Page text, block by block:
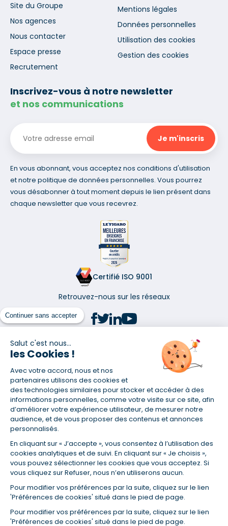
Continuer sans accepter
Salut c'est nous...
les Cookies !
Avec votre accord, nous et nos
partenaires utilisons des cookies et
des technologies similaires pour stocker et accéder à des
informations personnelles, comme votre visite sur ce site, afin
d’améliorer votre expérience utilisateur, de mesurer notre
audience, et de vous proposer des contenus et annonces
personnalisés.
En cliquant sur « J’accepte », vous consentez à l’utilisation des
cookies analytiques et de suivi. En cliquant sur « Je choisis »,
vous pouvez sélectionner les cookies que vous acceptez. Si
vous cliquez sur Refuser, nous n’en utiliserons aucun.
Pour modifier vos préférences par la suite, cliquez sur le lien
'Préférences de cookies' situé dans le pied de page.
Pour modifier vos préférences par la suite, cliquez sur le lien
'Préférences de cookies' situé dans le pied de page.
Site du Groupe
Nos agences
Nous contacter
Espace presse
Recrutement
Mentions légales
Données personnelles
Utilisation des cookies
Gestion des cookies
Inscrivez-vous à notre newsletter
et nos communications
En vous abonnant, vous acceptez nos conditions d'utilisation
et notre politique de données personnelles. Vous pourrez
vous désabonner à tout moment depuis le lien présent dans
chaque newsletter que vous recevrez.
Certifié ISO 9001
Retrouvez-nous sur les réseaux
(1) Taux fixe national hors assurance et selon votre profil
(2) Économie de 65 % pour l'assurance d'un prêt amortissable de 330
457,23 € à 0,90 % sur 19,5 ans, accordé à un salarié non cadre assuré à
100 % (décès, PTIA, IPP, ITT, IPP) âgé de 36 ans fumeur et une personne
salariée non cadre assurée à 100 % (décès, PTIA, IPP, ITT, IPP) âgée de 35
ans et non-fumeur, tous deux sans risque médical connu. Au
14/07/2019, coût de l'assurance proposée par la banque 179,08 €/mois
en moyenne contre 64,60 €/mois en moyenne au 14/07/2022 avec
Empruntis.com (TAEA : 0,44 %, coût total de l'assurance : 15 117,65 €).
(3) Taux minimum pour un crédit consommation d'un montant fixé entre
5 000 et 20 000 euros, selon profil et durée.
(4) La diminution du montant des mensualités entraîne l'allongement
de la durée de remboursement ainsi que la hausse du coût total du
(5) Banques de réseau, mutualistes, spécialisées, directions
régionales, organismes de crédit selon votre profil et votre demande.
Mutuelles, compagnies et courtiers d'assurances. Selon votre profil et
votre demande.